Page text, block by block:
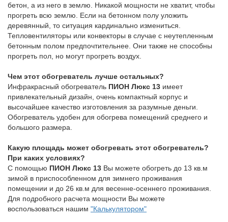
бетон, а из него в землю. Никакой мощности не хватит, чтобы
прогреть всю землю. Если на бетонном полу уложить
деревянный, то ситуация кардинально измениться.
Тепловентиляторы или конвекторы в случае с неутепленным
бетонным полом предпочтительнее. Они также не способны
прогреть пол, но могут прогреть воздух.
Чем этот обогреватель лучше остальных?
Инфракрасный обогреватель ПИОН Люкс 13 имеет
привлекательный дизайн, очень компактный корпус и
высочайшее качество изготовления за разумные деньги.
Обогреватель удобен для обогрева помещений среднего и
большого размера.
Какую площадь может обогревать этот обогреватель?
При каких условиях?
C помощью ПИОН Люкс 13 Вы можете обогреть до 13 кв.м
зимой в приспособленном для зимнего проживания
помещении и до 26 кв.м для весенне-осеннего проживания.
Для подробного расчета мощности Вы можете
воспользоваться нашим "Калькулятором"